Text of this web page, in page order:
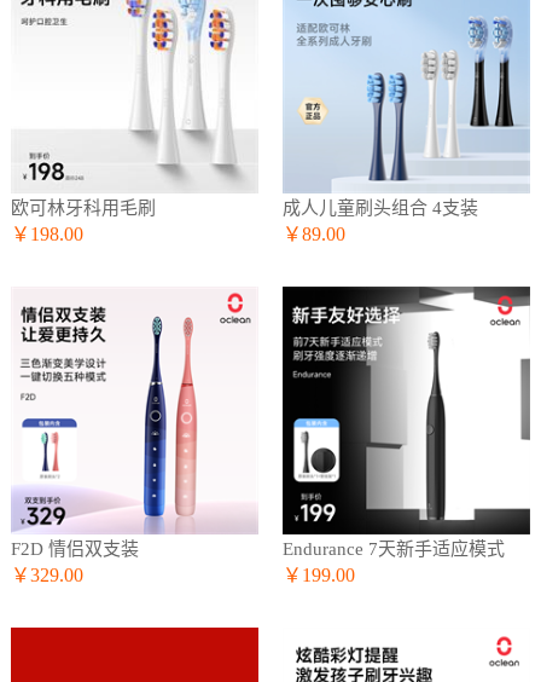
欧可林牙科用毛刷
￥198.00
成人儿童刷头组合 4支装
￥89.00
F2D 情侣双支装
￥329.00
Endurance 7天新手适应模式
￥199.00